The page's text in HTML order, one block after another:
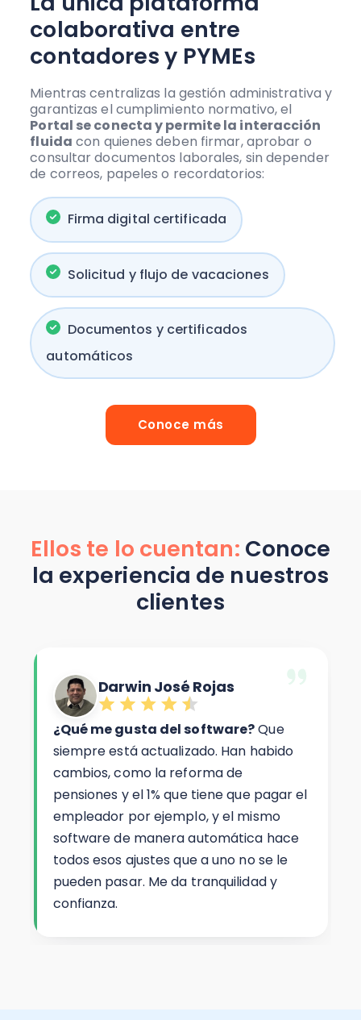
colaborativa entre
contadores y PYMEs
Mientras centralizas la gestión administrativa y
garantizas el cumplimiento normativo, el
Portal se conecta y permite la interacción
fluida con quienes deben firmar, aprobar o
consultar documentos laborales, sin depender
de correos, papeles o recordatorios:
Firma digital certificada
Solicitud y flujo de vacaciones
Documentos y certificados
automáticos
Conoce más
Ellos te lo cuentan: Conoce
la experiencia de nuestros
clientes
Darwin José Rojas
¿Qué me gusta del software?Que
siempre está actualizado. Han habido
cambios, como la reforma de
pensiones y el 1% que tiene que pagar el
empleador por ejemplo, y el mismo
software de manera automática hace
todos esos ajustes que a uno no se le
pueden pasar. Me da tranquilidad y
confianza.